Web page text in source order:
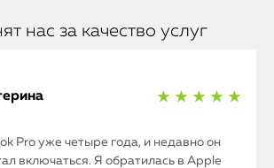
нас за качество услуг
★ ★ ★ ★ ★
Pro уже четыре года, и недавно он
включаться. Я обратилась в Apple